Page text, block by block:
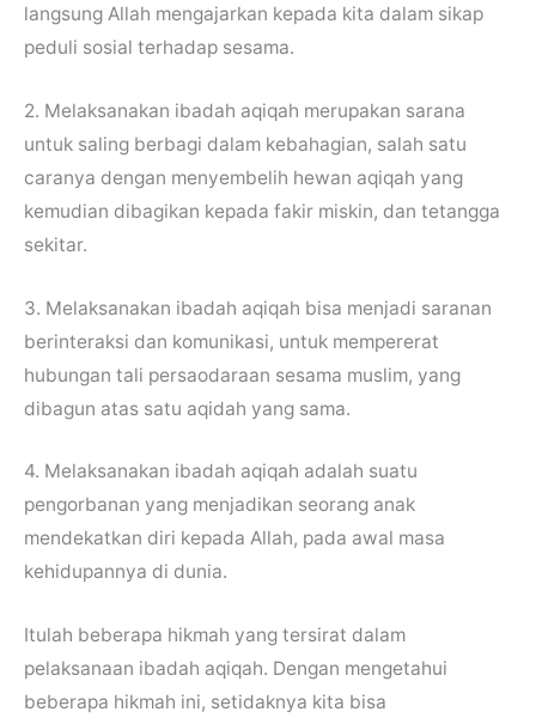
langsung Allah mengajarkan kepada kita dalam sikap
peduli sosial terhadap sesama.
2. Melaksanakan ibadah aqiqah merupakan sarana
untuk saling berbagi dalam kebahagian, salah satu
caranya dengan menyembelih hewan aqiqah yang
kemudian dibagikan kepada fakir miskin, dan tetangga
sekitar.
3. Melaksanakan ibadah aqiqah bisa menjadi saranan
berinteraksi dan komunikasi, untuk mempererat
hubungan tali persaodaraan sesama muslim, yang
dibagun atas satu aqidah yang sama.
4. Melaksanakan ibadah aqiqah adalah suatu
pengorbanan yang menjadikan seorang anak
mendekatkan diri kepada Allah, pada awal masa
kehidupannya di dunia.
Itulah beberapa hikmah yang tersirat dalam
pelaksanaan ibadah aqiqah. Dengan mengetahui
beberapa hikmah ini, setidaknya kita bisa